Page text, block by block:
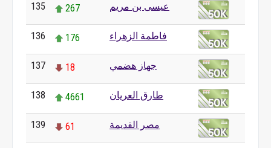
135 267 عيسى بن مريم
136 176 فاطمة الزهراء
137 18 جهاز هضمي
138 4661 طارق العريان
139 61 مصر القديمة